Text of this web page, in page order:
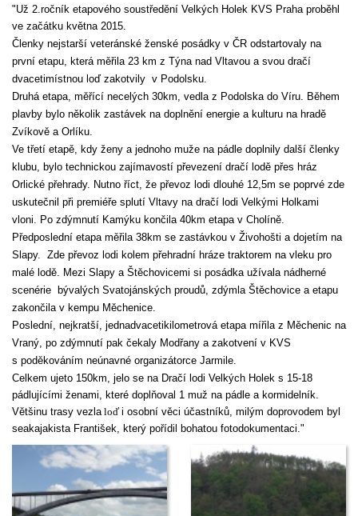
"Už 2.ročník etapového soustředění Velkých Holek KVS Praha proběhl
ve začátku května 2015.
Členky nejstarší veteránské ženské posádky v ČR odstartovaly na
první etapu, která měřila 23 km z Týna nad Vltavou a svou dračí
dvacetimístnou loď zakotvily v Podolsku.
Druhá etapa, měřící necelých 30km, vedla z Podolska do Víru. Během
plavby bylo několik zastávek na doplnění energie a kulturu na hradě
Zvíkově a Orlíku.
Ve třetí etapě, kdy ženy a jednoho muže na pádle doplnily další členky
klubu, bylo technickou zajímavostí převezení dračí lodě přes hráz
Orlické přehrady. Nutno říct, že převoz lodi dlouhé 12,5m se poprvé zde
uskutečnil při premiéře splutí Vltavy na dračí lodi Velkými Holkami
vloni. Po zdýmnutí Kamýku končila 40km etapa v Cholíně.
Předposlední etapa měřila 38km se zastávkou v Živohošti a dojetím na
Slapy.
Zde převoz lodi kolem přehradní hráze traktorem na vleku pro
malé lodě. Mezi Slapy a Štěchovicemi si posádka užívala nádherné
scenérie bývalých Svatojánských proudů, zdýmla Štěchovice a etapu
zakončila v kempu Měchenice.
Poslední, nejkratší, jednadvacetikilometrová etapa mířila z Měchenic na
Vraný, po zdýmnutí pak čekaly Modřany a zakotvení v KVS
s poděkováním neúnavné organizátorce Jarmile.
Celkem ujeto 150km, jelo se na Dračí lodi Velkých Holek s 15-18
pádlujícími ženami, které doplňoval 1 muž na pádle a kormidelník.
Většinu trasy vezla loďi osobní věci účastníků, milým doprovodem byl
seakajakista František, který pořídil bohatou fotodokumentaci."